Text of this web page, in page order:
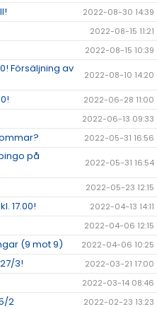
2022-08-30 14:39
2022-08-15 11:21
2022-08-15 10:39
Försäljning av
2022-08-10 14:20
2022-06-28 11:00
2022-06-13 09:33
2022-05-31 16:56
på
2022-05-31 16:54
2022-05-23 12:15
17.00! 2022-04-13 14:11
2022-04-06 12:15
(9 mot 9) 2022-04-06 10:25
3! 2022-03-21 17:00
2022-03-14 08:46
2 2022-02-23 13:23